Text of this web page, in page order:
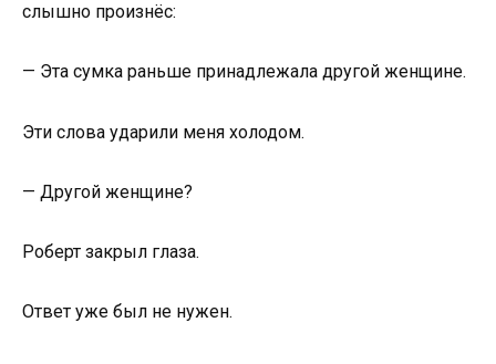
слышно произнёс:
— Эта сумка раньше принадлежала другой женщине.
Эти слова ударили меня холодом.
— Другой женщине?
Роберт закрыл глаза.
Ответ уже был не нужен.